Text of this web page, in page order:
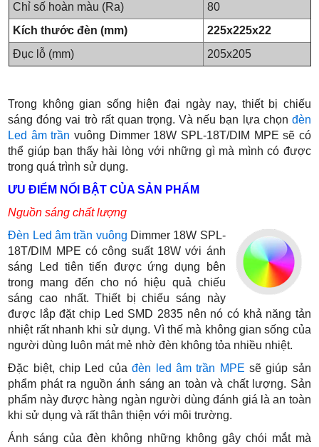
Chỉ số hoàn màu (Ra)
80
Kích thước đèn (mm)
225x225x22
Đục lỗ (mm)
205x205
Trong không gian sống hiện đại ngày nay, thiết bị chiếu
sáng đóng vai trò rất quan trọng. Và nếu bạn lựa chọn đèn
Led âm trần vuông Dimmer 18W SPL-18T/DIM MPE sẽ có
thể giúp bạn thấy hài lòng với những gì mà mình có được
trong quá trình sử dụng.
ƯU ĐIỂM NỔI BẬT CỦA SẢN PHẨM
Nguồn sáng chất lượng
Đèn Led âm trần vuông Dimmer 18W SPL-
18T/DIM MPE có công suất 18W với ánh
sáng Led tiên tiến được ứng dụng bên
trong mang đến cho nó hiệu quả chiếu
sáng cao nhất. Thiết bị chiếu sáng này
được lắp đặt chip Led SMD 2835 nên nó có khả năng tản
nhiệt rất nhanh khi sử dụng. Vì thế mà không gian sống của
người dùng luôn mát mẻ nhờ đèn không tỏa nhiều nhiệt.
Đặc biệt, chip Led củađèn led âm trần MPE sẽ giúp sản
phẩm phát ra nguồn ánh sáng an toàn và chất lượng. Sản
phẩm này được hàng ngàn người dùng đánh giá là an toàn
khi sử dụng và rất thân thiện với môi trường.
Ánh sáng của đèn không những không gây chói mắt mà